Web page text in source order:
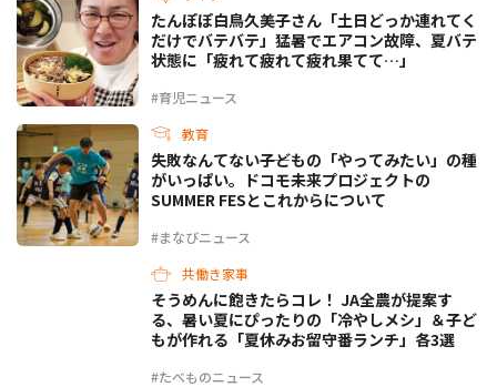
#育児ニュース
たんぽぽ白鳥久美子さん「土日どっか連れてく
だけでバテバテ」猛暑でエアコン故障、夏バテ
状態に「疲れて疲れて疲れ果てて…」
教育
#まなびニュース
失敗なんてない――子どもの「やってみたい」の種
がいっぱい。ドコモ未来プロジェクトの
SUMMER FESとこれからについて
共働き家事
#たべものニュース
そうめんに飽きたらコレ！ JA全農が提案す
る、暑い夏にぴったりの「冷やしメシ」＆子ど
もが作れる「夏休みお留守番ランチ」各3選